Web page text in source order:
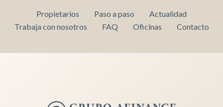
Propietarios Paso a paso
Actualidad
Trabaja con nosotros
FAQ Oficinas Contacto